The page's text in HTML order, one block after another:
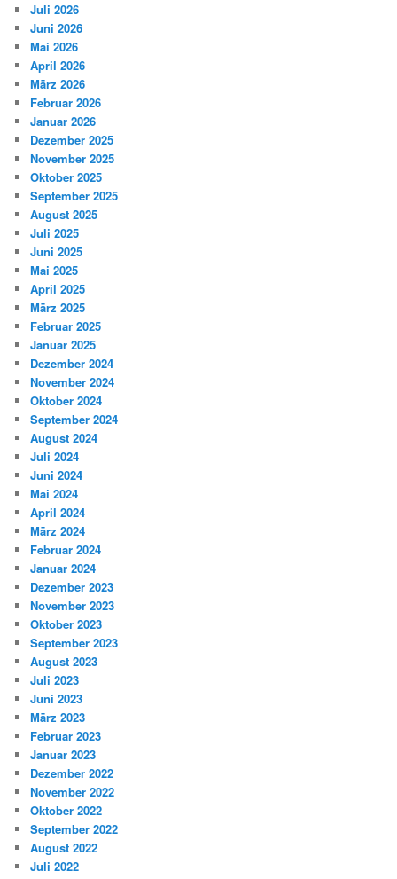
Juli 2026
Juni 2026
Mai 2026
April 2026
März 2026
Februar 2026
Januar 2026
Dezember 2025
November 2025
Oktober 2025
September 2025
August 2025
Juli 2025
Juni 2025
Mai 2025
April 2025
März 2025
Februar 2025
Januar 2025
Dezember 2024
November 2024
Oktober 2024
September 2024
August 2024
Juli 2024
Juni 2024
Mai 2024
April 2024
März 2024
Februar 2024
Januar 2024
Dezember 2023
November 2023
Oktober 2023
September 2023
August 2023
Juli 2023
Juni 2023
März 2023
Februar 2023
Januar 2023
Dezember 2022
November 2022
Oktober 2022
September 2022
August 2022
Juli 2022